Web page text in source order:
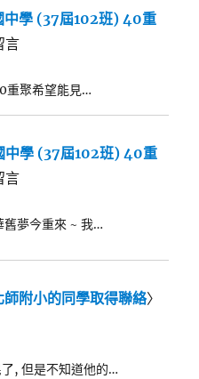
中學 (37屆102班) 40重
言
重聚希望能見…
中學 (37屆102班) 40重
言
舊夢今重來 ~ 我…
師附小的同學取得聯絡〉
, 但是不知道他的…